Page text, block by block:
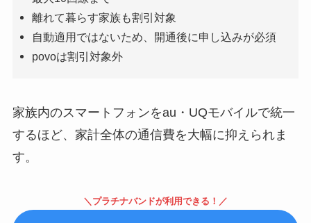
離れて暮らす家族も割引対象
自動適用ではないため、開通後に申し込みが必須
povoは割引対象外
家族内のスマートフォンをau・UQモバイルで統一
するほど、家計全体の通信費を大幅に抑えられま
す。
＼プラチナバンドが利用できる！／